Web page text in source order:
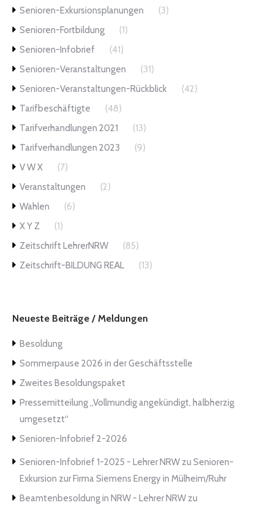
Senioren-Exkursionsplanungen
(3)
Senioren-Fortbildung
(1)
Senioren-Infobrief
(41)
Senioren-Veranstaltungen
(31)
Senioren-Veranstaltungen-Rückblick
(42)
Tarifbeschäftigte
(48)
Tarifverhandlungen 2021
(13)
Tarifverhandlungen 2023
(9)
V W X
(7)
Veranstaltungen
(2)
Wahlen
(6)
X Y Z
(1)
Zeitschrift LehrerNRW
(85)
Zeitschrift-BILDUNG REAL
(13)
Neueste Beiträge / Meldungen
Besoldung
Sommerpause 2026 in der Geschäftsstelle
Zweites Besoldungspaket
Pressemitteilung „Vollmundig angekündigt, halbherzig
umgesetzt“
Senioren-Infobrief 2-2026
Senioren-Infobrief 1-2025 - Lehrer NRW zu Senioren-
Exkursion zur Firma Siemens Energy in Mülheim/Ruhr
Beamtenbesoldung in NRW - Lehrer NRW zu